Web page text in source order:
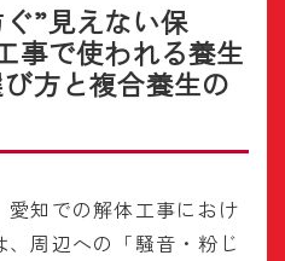
”見えない保
事で使われる養生
方と複合養生の
知での解体工事におけ
周辺への「騒音・粉じ